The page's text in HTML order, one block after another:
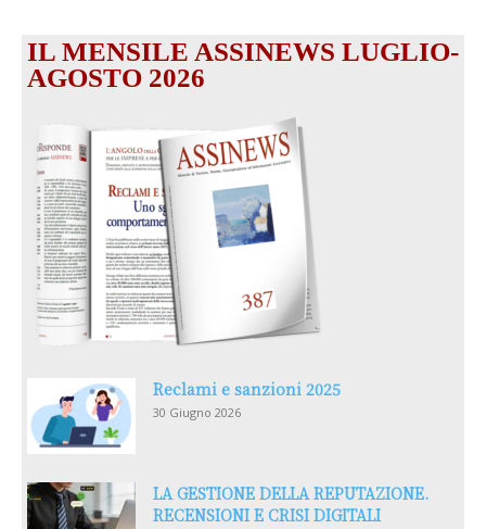
IL MENSILE ASSINEWS LUGLIO-
AGOSTO 2026
Reclami e sanzioni 2025
30 Giugno 2026
LA GESTIONE DELLA REPUTAZIONE.
RECENSIONI E CRISI DIGITALI